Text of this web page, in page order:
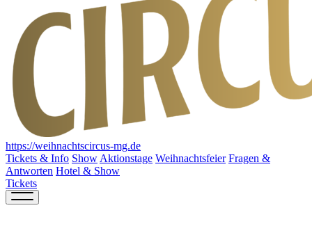
https://weihnachtscircus-mg.de
Tickets & Info Show Aktionstage Weihnachtsfeier Fragen &
Antworten Hotel & Show
Tickets